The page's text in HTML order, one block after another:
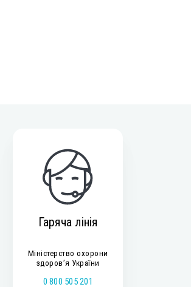
Гаряча лінія
Міністерство охорони
здоров’я України
0 800 505 201